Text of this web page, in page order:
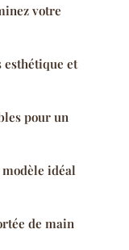
votre
esthétique et
pour un
idéal
de main